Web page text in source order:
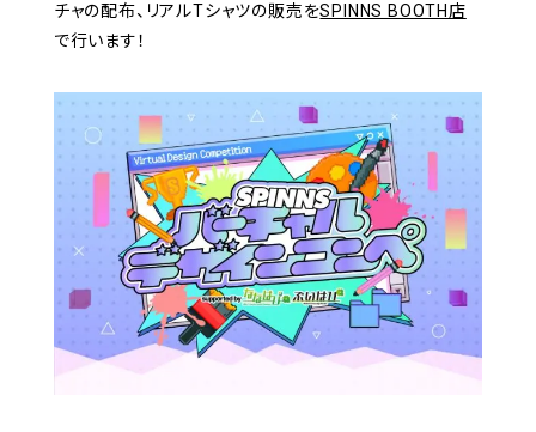
チャの配布、リアルTシャツの販売をSPINNS BOOTH店
で行います！